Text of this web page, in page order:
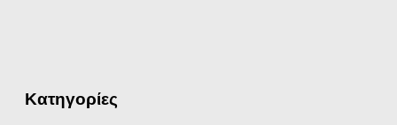
Kατηγορίες